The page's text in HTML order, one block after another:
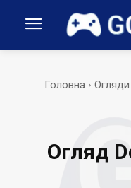
Головна Огляди
Огляд